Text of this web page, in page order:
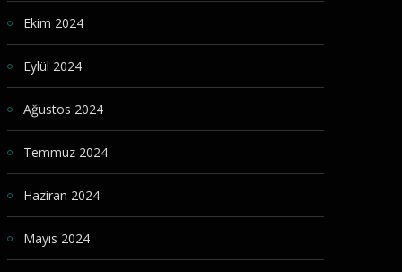
Ekim 2024
Eylül 2024
Ağustos 2024
Temmuz 2024
Haziran 2024
Mayıs 2024